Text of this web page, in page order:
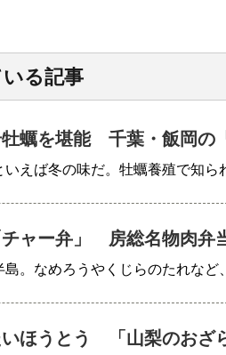
る記事
蠣を堪能 千葉・飯岡の
えば冬の味だ。牡蠣養殖で知
チャー弁」 房総名物肉弁
。なめろうやくじらのたれな
ほうとう 「山梨のおざ